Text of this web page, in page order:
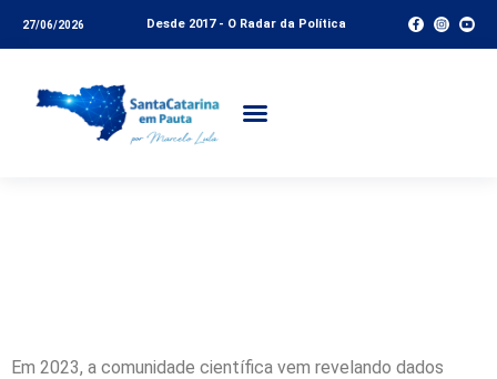
27/06/2026 Desde 2017 - O Radar da Política
Em 2023, a comunidade científica vem revelando dados